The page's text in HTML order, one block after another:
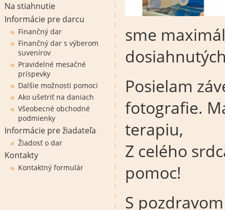
Na stiahnutie
Informácie pre darcu
Finančný dar
Finančný dar s výberom
suvenírov
Pravidelné mesačné
príspevky
Dalšie možnosti pomoci
Ako ušetriť na daniach
Všeobecné obchodné
podmienky
Informácie pre žiadateľa
Žiadosť o dar
Kontakty
Kontaktný formulár
sme
Posielam
fotografie.
terapiu,
Z celého
pomoc!
S pozdravom